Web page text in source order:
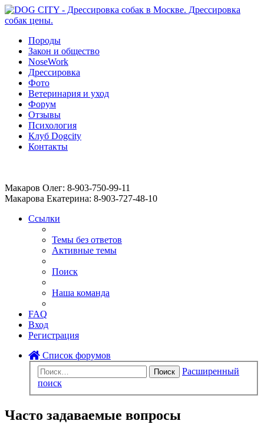
Породы
Закон и общество
NoseWork
Дрессировка
Фото
Ветеринария и уход
Форум
Отзывы
Психология
Клуб Dogcity
Контакты
Макаров Олег: 8-903-750-99-11
Макарова Екатерина: 8-903-727-48-10
Ссылки
Темы без ответов
Активные темы
Поиск
Наша команда
FAQ
Вход
Регистрация
Список форумов
Поиск
Расширенный
поиск
Часто задаваемые вопросы